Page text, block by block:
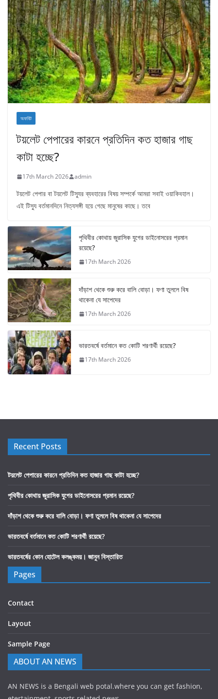
অফবিট
টয়লেট পেপারের কারনে প্রতিদিন কত হাজার গাছ
কাটা হচ্ছে?
17th March 2026 admin
টয়লেট পেপার বা টয়লেট টিস্যুর ব্যবহারের বিষয় সম্পর্কে আমরা সবাই ওয়াকিবহাল।
এই টিস্যু বর্তমানদিনে নিত্যসঙ্গী হয়ে গেছে মানুষের কাছে। তবে
পৃথিবীর কোথায় জুরাসিক যুগের ডাইনোসরের প্রমান
রয়েছে?
17th March 2026
দাঁড়াশ থেকে শুরু করে বালি বোড়া। ফণা তুললে বিষ
থাকেনা যে সাপেদের
17th March 2026
ভারতবর্ষে বর্তমানে কত কোটি শরণার্থী রয়েছে?
17th March 2026
Recent Posts
টয়লেট পেপারের কারনে প্রতিদিন কত হাজার গাছ কাটা হচ্ছে?
পৃথিবীর কোথায় জুরাসিক যুগের ডাইনোসরের প্রমান রয়েছে?
দাঁড়াশ থেকে শুরু করে বালি বোড়া। ফণা তুললে বিষ থাকেনা যে সাপেদের
ভারতবর্ষে বর্তমানে কত কোটি শরণার্থী রয়েছে?
ভারতবর্ষের কোন হোটেল কলঙ্কময়। জানুন বিস্তারিত
Pages
Contact
Layout
Sample Page
ABOUT AN NEWS
AN NEWS is a Bengali web potal.where you can get fashion,